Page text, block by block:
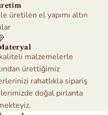
üretilen el yapımı altın
malzemelerle
ürettiğimiz
rahatlıkla sipariş
doğal pırlanta